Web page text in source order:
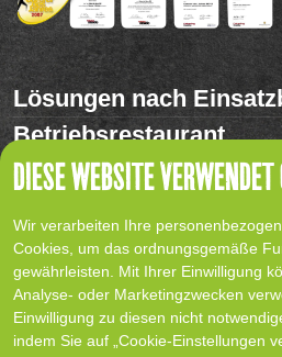
DIESE WEBSITE VERWENDET
Wir verarbeiten Ihre
Cookies, um das ordnungsgemäße
gewährleisten. Mit Ihrer Einwilligung
Analyse- oder Marketingzwecken
Einwilligung zu diesen nicht
indem Sie auf „Cookie-Einstellungen
Lösungen nach
Betriebsrestaurant
Referenzen
Service
BONVITA Family
Kontakt